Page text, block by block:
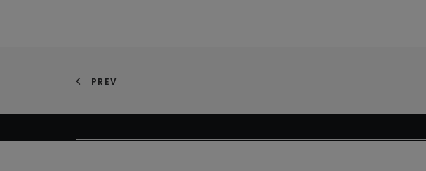
PREV